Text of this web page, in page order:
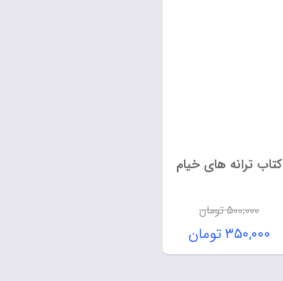
کتاب ترانه های خیام
۵۰۰,۰۰۰تومان
۳۵۰,۰۰۰تومان